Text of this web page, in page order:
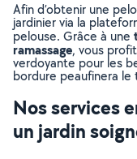
Afin d’obtenir une
jardinier via la
pelouse. Grâce à une
ramassage, vous
verdoyante pour les
bordure peaufinera le
Nos services
un jardin